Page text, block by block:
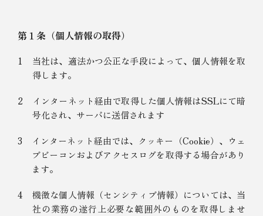
第１条（個人情報の取得）
1
当社は、適法かつ公正な手段によって、個人情報を取
得します。
2
インターネット経由で取得した個人情報はSSLにて暗
号化され、サーバに送信されます
3
インターネット経由では、クッキー（Cookie）、ウェ
ブビーコンおよびアクセスログを取得する場合があり
ます。
4
機微な個人情報（センシティブ情報）については、当
社の業務の遂行上必要な範囲外のものを取得しませ